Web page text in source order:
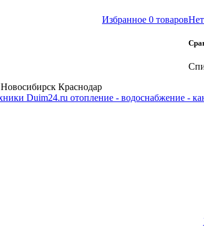
Новосибирск Краснодар
Избранное 0 товаров
отопление - водоснабжение -